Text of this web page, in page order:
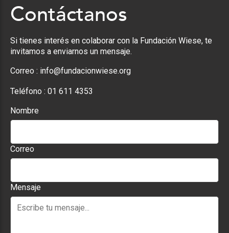
Contáctanos
Si tienes interés en colaborar con la Fundación Wiese, te
invitamos a enviarnos un mensaje.
Correo : info@fundacionwiese.org
Teléfono : 01 611 4353
Nombre
Correo
Mensaje